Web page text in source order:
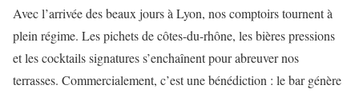
Avec l’arrivée des beaux jours à Lyon, nos comptoirs tournent à
plein régime. Les pichets de côtes-du-rhône, les bières pressions
et les cocktails signatures s’enchaînent pour abreuver nos
terrasses. Commercialement, c’est une bénédiction : le bar génère